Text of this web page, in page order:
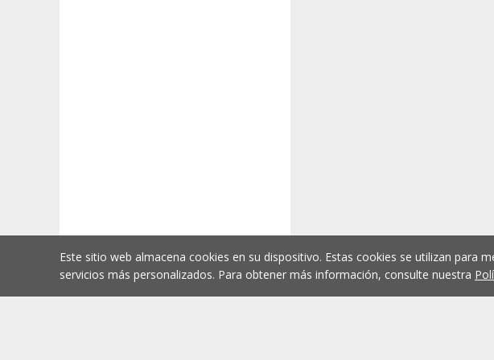
Este sitio web almacena cookies en su dispositivo. Estas cookies se utilizan para
servicios más personalizados. Para obtener más información, consulte nuestra